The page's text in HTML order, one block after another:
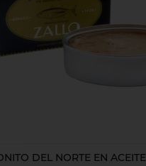
DEL NORTE EN